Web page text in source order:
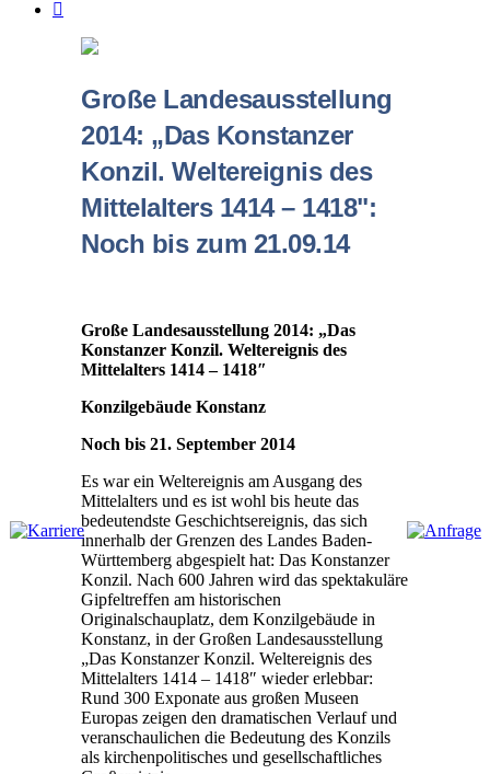
Große Landesausstellung
2014: „Das Konstanzer
Konzil. Weltereignis des
Mittelalters 1414 – 1418":
Noch bis zum 21.09.14
Große Landesausstellung 2014: „Das
Konstanzer Konzil. Weltereignis des
Mittelalters 1414 – 1418″
Konzilgebäude Konstanz
Noch bis 21. September 2014
Es war ein Weltereignis am Ausgang des
Mittelalters und es ist wohl bis heute das
bedeutendste Geschichtsereignis, das sich
innerhalb der Grenzen des Landes Baden-
Württemberg abgespielt hat: Das Konstanzer
Konzil. Nach 600 Jahren wird das spektakuläre
Gipfeltreffen am historischen
Originalschauplatz, dem Konzilgebäude in
Konstanz, in der Großen Landesausstellung
„Das Konstanzer Konzil. Weltereignis des
Mittelalters 1414 – 1418″ wieder erlebbar:
Rund 300 Exponate aus großen Museen
Europas zeigen den dramatischen Verlauf und
veranschaulichen die Bedeutung des Konzils
als kirchenpolitisches und gesellschaftliches